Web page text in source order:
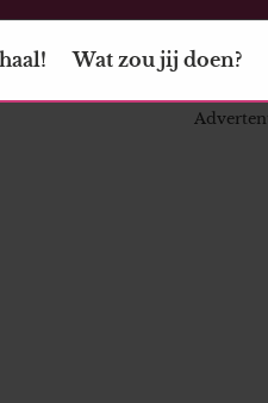
Wat zou jij doen?